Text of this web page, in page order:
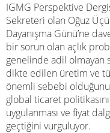
IGMG Perspektive
Sekreteri olan Oğuz
Dayanışma Günü’ne
bir sorun olan açlık
genelinde adil olmayan
dikte edilen üretim ve
önemli sebebi
global ticaret
uygulanması ve fiyat
geçtiğini vurguluyor.